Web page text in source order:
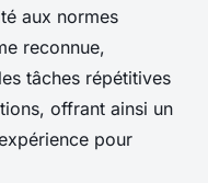
aux normes
reconnue,
tâches répétitives
offrant ainsi un
pour